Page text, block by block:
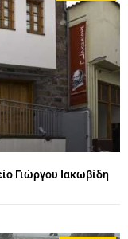
Γιώργου Ιακωβίδη